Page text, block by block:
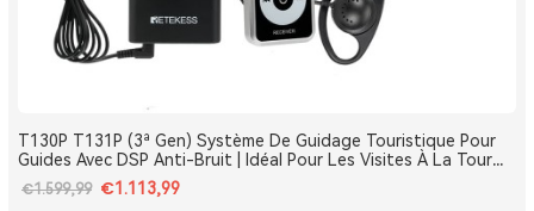
T130P T131P (3ª Gen) Système De Guidage Touristique Pour
Guides Avec DSP Anti-Bruit | Idéal Pour Les Visites À La Tour
Eiffel, Le Louvre, Versailles Et Les Monuments De France
€1.599,99 €1.113,99